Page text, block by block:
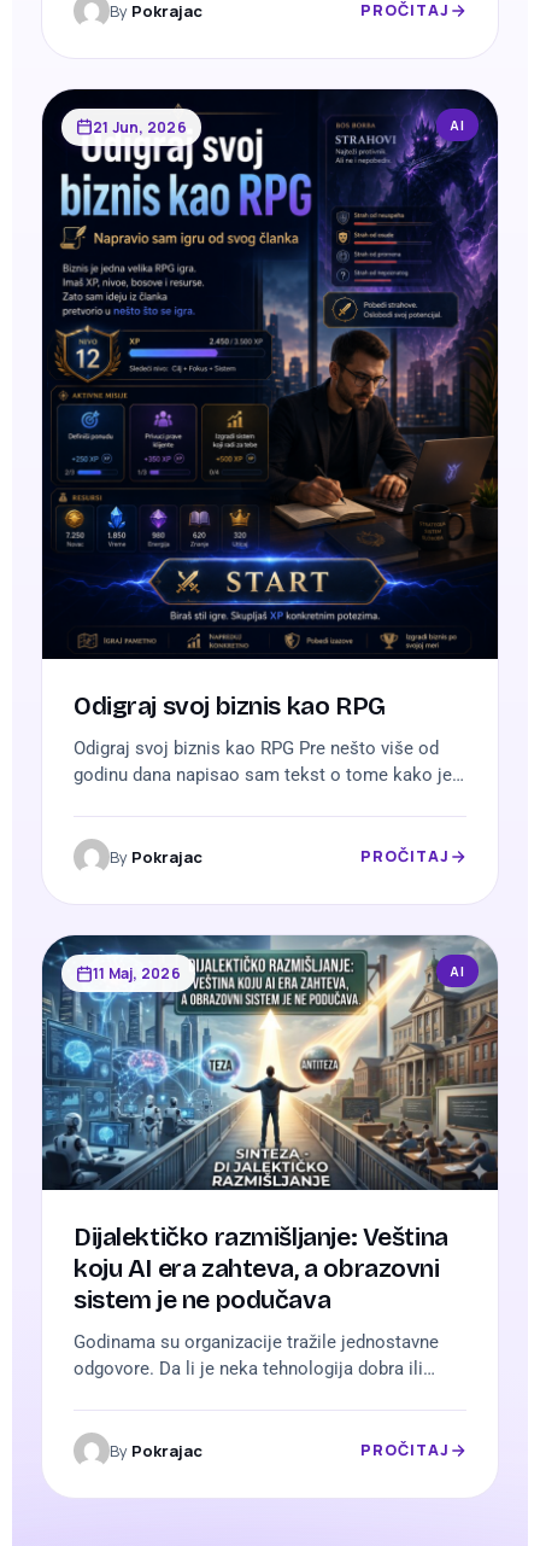
kapaciteta da ih koriste. To je rečenica koju
dobijem isti pogled u sali pola prepoznavanja,
pola nelagode. Firme danas…
By Pokrajac PROČITAJ
21 Jun, 2026 AI
Odigraj svoj biznis kao RPG
Odigraj svoj biznis kao RPG Pre nešto više od
godinu dana napisao sam tekst o tome kako je
strahove), imaš resurse koje moraš da čuvaš.
zaboravi. Zato sam odlučio da ga ne ostavim…
By Pokrajac PROČITAJ
11 Maj, 2026 AI
Dijalektičko razmišljanje: Veština
koju AI era zahteva, a obrazovni
sistem je ne podučava
Godinama su organizacije tražile jednostavne
odgovore. Da li je neka tehnologija dobra ili
odgovor smanjuje anksioznost. Daje osećaj
suštinske promene. Problem je što takav pristup
By Pokrajac PROČITAJ